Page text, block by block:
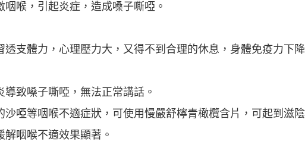
咽喉，引起炎症，造成嗓子嘶啞。
透支體力，心理壓力大，又得不到合理的休息，身體免疫力下
導致嗓子嘶啞，無法正常講話。
沙啞等咽喉不適症狀，可使用慢嚴舒檸青橄欖含片，可起到滋
咽喉不適效果顯著。